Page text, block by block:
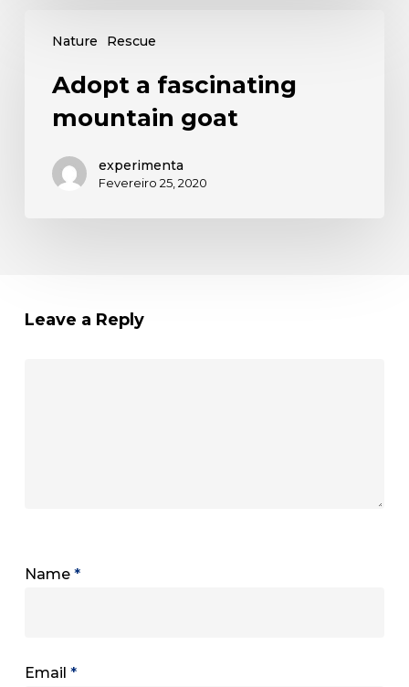
Nature Rescue
Adopt a fascinating
mountain goat
experimenta
Fevereiro 25, 2020
Leave a Reply
Name *
Email *